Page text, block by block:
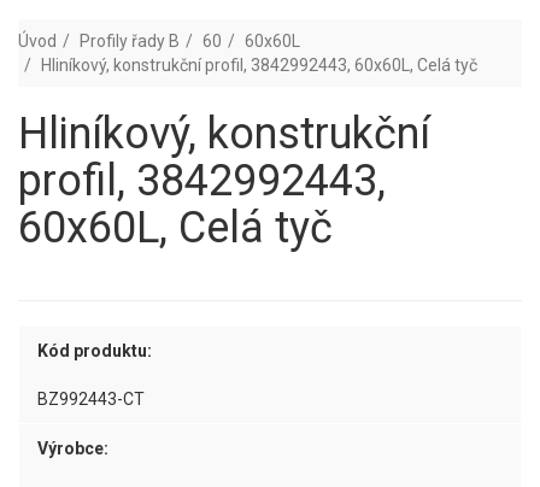
Úvod Profily řady B 60
60x60L
Hliníkový, konstrukční profil, 3842992443, 60x60L, Celá tyč
Hliníkový, konstrukční
profil, 3842992443,
60x60L, Celá tyč
Kód produktu:
BZ992443-CT
Výrobce: